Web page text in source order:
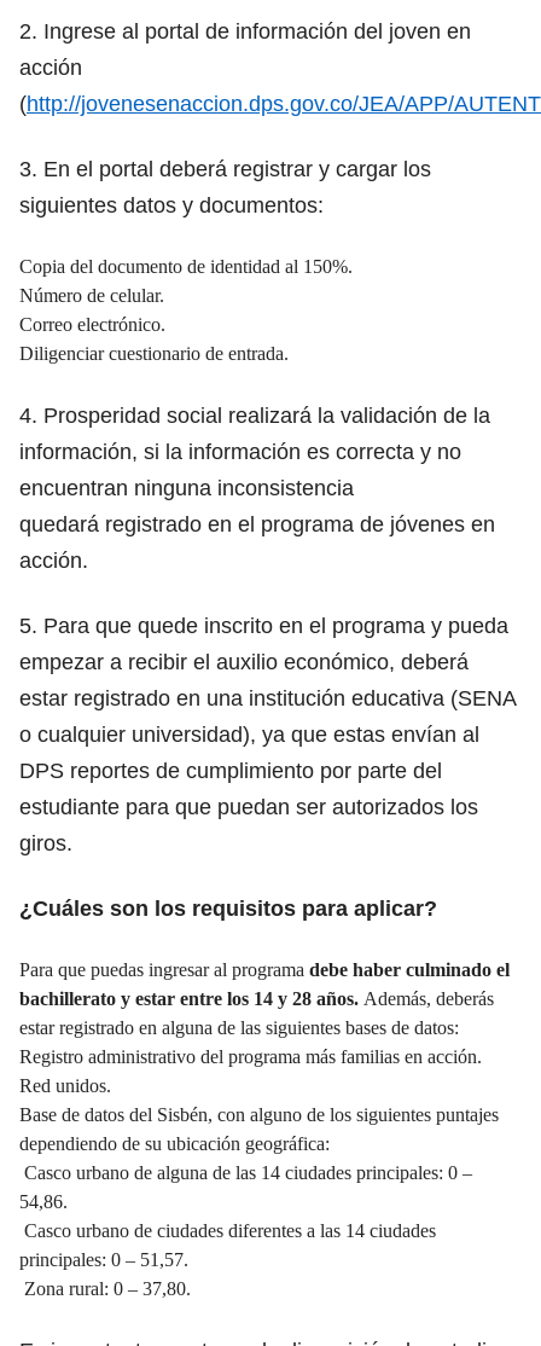
2. Ingrese al portal de información del joven en
acción
(http://jovenesenaccion.dps.gov.co/JEA/APP/
3. En el portal deberá registrar y cargar los
siguientes datos y documentos:
Copia del documento de identidad al 150%.
Número de celular.
Correo electrónico.
Diligenciar cuestionario de entrada.
4. Prosperidad social realizará la validación de la
información, si la información es correcta y no
encuentran ninguna inconsistencia
quedará registrado en el programa de jóvenes en
acción.
5. Para que quede inscrito en el programa y pueda
empezar a recibir el auxilio económico, deberá
estar registrado en una institución educativa (SENA
o cualquier universidad), ya que estas envían al
DPS reportes de cumplimiento por parte del
estudiante para que puedan ser autorizados los
giros.
¿Cuáles son los requisitos para aplicar?
Para que puedas ingresar al programa debe haber culminado el
bachillerato y estar entre los 14 y 28 años. Además, deberás
estar registrado en alguna de las siguientes bases de datos:
Registro administrativo del programa más familias en acción.
Red unidos.
Base de datos del Sisbén, con alguno de los siguientes puntajes
dependiendo de su ubicación geográfica:
Casco urbano de alguna de las 14 ciudades principales: 0 –
54,86.
Casco urbano de ciudades diferentes a las 14 ciudades
principales: 0 – 51,57.
Zona rural: 0 – 37,80.